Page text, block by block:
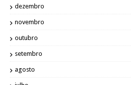
dezembro
novembro
outubro
setembro
agosto